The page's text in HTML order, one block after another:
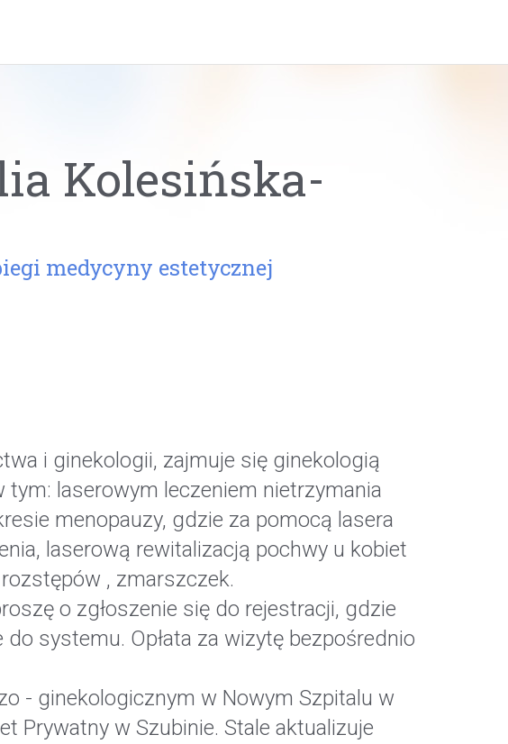
Kolesińska-
medycyny estetycznej
i ginekologii, zajmuje się ginekologią
laserowym leczeniem nietrzymania
menopauzy, gdzie za pomocą lasera
laserową rewitalizacją pochwy u kobiet
, zmarszczek.
o zgłoszenie się do rejestracji, gdzie
systemu. Opłata za wizytę bezpośrednio
- ginekologicznym w Nowym Szpitalu w
Prywatny w Szubinie. Stale aktualizuje